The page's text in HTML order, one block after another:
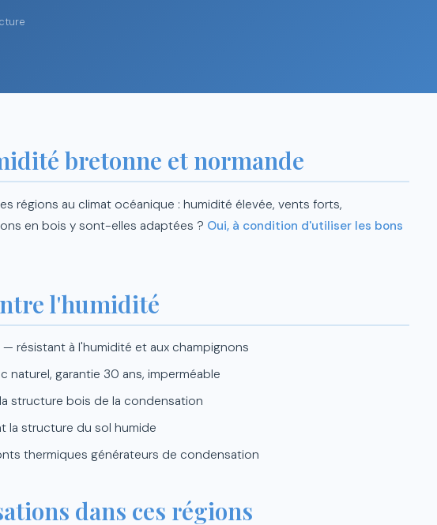
bretonne et normande
régions au climat océanique : humidité élevée, vents forts,
en bois y sont-elles adaptées ? Oui, à condition d'utiliser les bons
l'humidité
— résistant à l'humidité et aux champignons
naturel, garantie 30 ans, imperméable
structure bois de la condensation
la structure du sol humide
thermiques générateurs de condensation
dans ces régions